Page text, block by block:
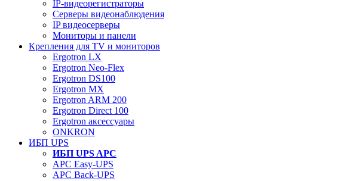
IP-видеорегистраторы
Серверы видеонаблюдения
IP видеосерверы
Мониторы и панели
Крепления для TV и мониторов
Ergotron LX
Ergotron Neo-Flex
Ergotron DS100
Ergotron MX
Ergotron ARM 200
Ergotron Direct 100
Ergotron аксессуары
ONKRON
ИБП UPS
ИБП UPS APC
APC Easy-UPS
APC Back-UPS